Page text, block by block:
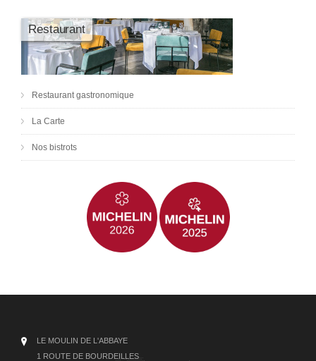
Restaurant
Restaurant gastronomique
La Carte
Nos bistrots
LE MOULIN DE L'ABBAYE
1 ROUTE DE BOURDEILLES